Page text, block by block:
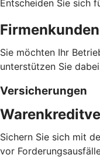
Entscheiden Sie sich
Sie möchten Ihr
unterstützen Sie
Versicherungen
Sichern Sie sich mit
vor